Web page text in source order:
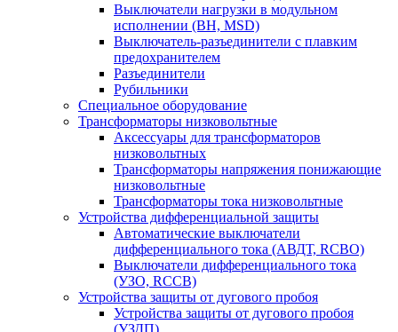
Выключатели нагрузки в модульном
исполнении (ВН, MSD)
Выключатель-разъединители с плавким
предохранителем
Разъединители
Рубильники
Специальное оборудование
Трансформаторы низковольтные
Аксессуары для трансформаторов
низковольтных
Трансформаторы напряжения понижающие
низковольтные
Трансформаторы тока низковольтные
Устройства дифференциальной защиты
Автоматические выключатели
дифференциального тока (АВДТ, RCBO)
Выключатели дифференциального тока
(УЗО, RCCB)
Устройства защиты от дугового пробоя
Устройства защиты от дугового пробоя
(УЗДП)